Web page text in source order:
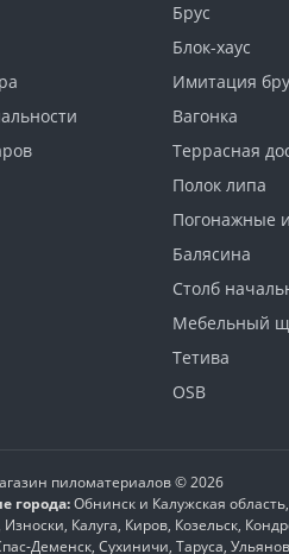
Брус
Блок-хаус
Имитация
Вагонка
Террасная
Полок липа
Погонажные
Балясина
Столб
Мебельный
Тетива
OSB
пиломатериалов © 2026
города:Обнинск и Калужская
Калуга, Киров, Козельск,
Деменск, Сухиничи, Таруса,